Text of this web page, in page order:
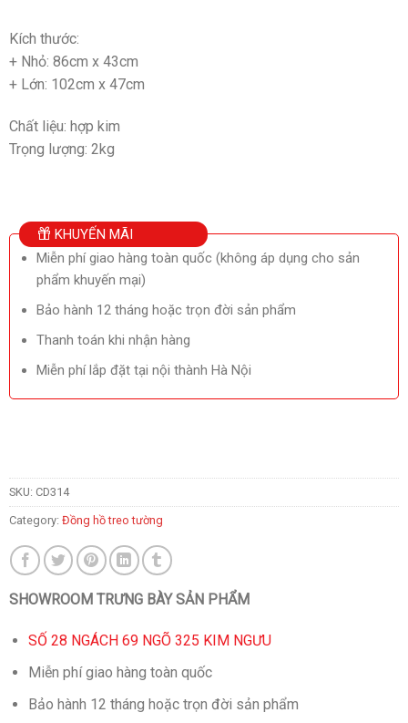
Kích thước:
+ Nhỏ: 86cm x 43cm
+ Lớn: 102cm x 47cm
Chất liệu: hợp kim
Trọng lượng: 2kg
KHUYẾN MÃI
Miễn phí giao hàng toàn quốc (không áp dụng cho sản
phẩm khuyến mại)
Bảo hành 12 tháng hoặc trọn đời sản phẩm
Thanh toán khi nhận hàng
Miễn phí lắp đặt tại nội thành Hà Nội
SKU: CD314
Category: Đồng hồ treo tường
SHOWROOM TRƯNG BÀY SẢN PHẨM
SỐ 28 NGÁCH 69 NGÕ 325 KIM NGƯU
Miễn phí giao hàng toàn quốc
Bảo hành 12 tháng hoặc trọn đời sản phẩm